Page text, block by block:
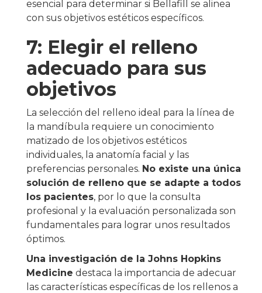
esencial para determinar si Bellafill se alinea
con sus objetivos estéticos específicos.
7: Elegir el relleno
adecuado para sus
objetivos
La selección del relleno ideal para la línea de
la mandíbula requiere un conocimiento
matizado de los objetivos estéticos
individuales, la anatomía facial y las
preferencias personales. No existe una única
solución de relleno que se adapte a todos
los pacientes, por lo que la consulta
profesional y la evaluación personalizada son
fundamentales para lograr unos resultados
óptimos.
Una investigación de la Johns Hopkins
Medicine destaca la importancia de adecuar
las características específicas de los rellenos a